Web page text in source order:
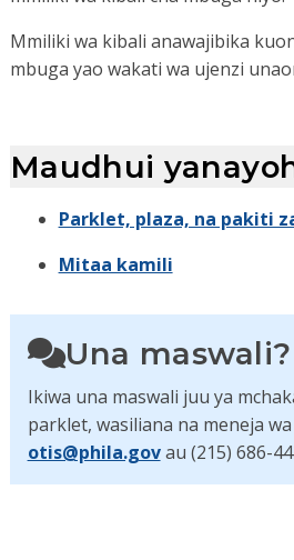
Mmiliki wa kibali anawajibika
mbuga yao wakati wa ujenzi
Maudhui
Parklet, plaza, na pakiti
Mitaa kamili
Una maswali?
Ikiwa una maswali juu ya
parklet, wasiliana na meneja
otis@phila.govau (215) 686-